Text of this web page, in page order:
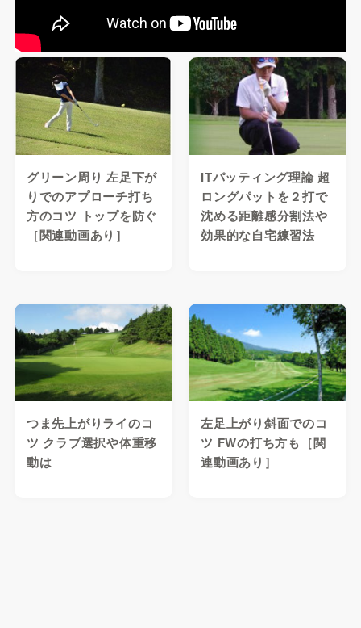
グリーン周り 左足下が
りでのアプローチ打ち
方のコツ トップを防ぐ
［関連動画あり］
ITパッティング理論 超
ロングパットを２打で
沈める距離感分割法や
効果的な自宅練習法
つま先上がりライのコ
ツ クラブ選択や体重移
動は
左足上がり斜面でのコ
ツ FWの打ち方も［関
連動画あり］